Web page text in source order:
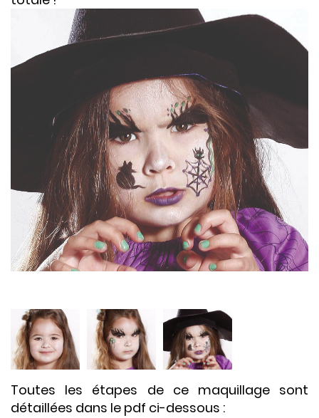
Toutes les étapes de ce maquillage sont
détaillées dans le pdf ci-dessous :